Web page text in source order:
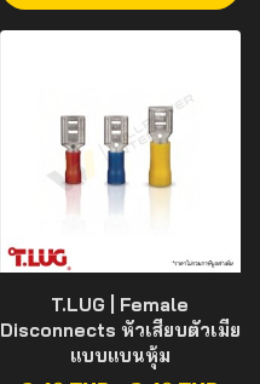
T.LUG | Female
Disconnects หัวเสียบตัวเมีย
แบบแบนหุ้ม